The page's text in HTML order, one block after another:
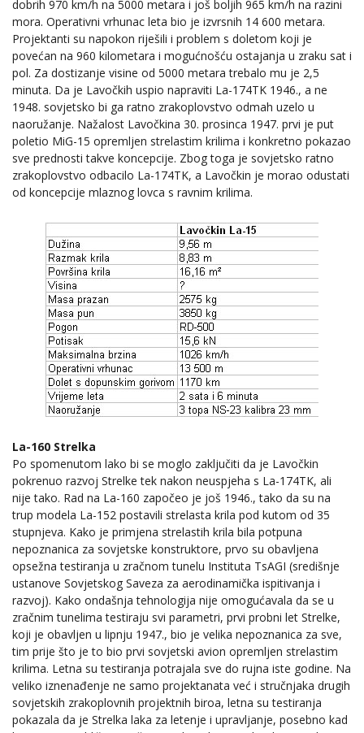
dobrih 970 km/h na 5000 metara i još boljih 965 km/h na razini
mora. Operativni vrhunac leta bio je izvrsnih 14 600 metara.
Projektanti su napokon riješili i problem s doletom koji je
povećan na 960 kilometara i mogućnošću ostajanja u zraku sat i
pol. Za dostizanje visine od 5000 metara trebalo mu je 2,5
minuta. Da je Lavočkih uspio napraviti La-174TK 1946., a ne
1948. sovjetsko bi ga ratno zrakoplovstvo odmah uzelo u
naoružanje. Nažalost Lavočkina 30. prosinca 1947. prvi je put
poletio MiG-15 opremljen strelastim krilima i konkretno pokazao
sve prednosti takve koncepcije. Zbog toga je sovjetsko ratno
zrakoplovstvo odbacilo La-174TK, a Lavočkin je morao odustati
od koncepcije mlaznog lovca s ravnim krilima.
La-160 Strelka
Po spomenutom lako bi se moglo zaključiti da je Lavočkin
pokrenuo razvoj Strelke tek nakon neuspjeha s La-174TK, ali
nije tako. Rad na La-160 započeo je još 1946., tako da su na
trup modela La-152 postavili strelasta krila pod kutom od 35
stupnjeva. Kako je primjena strelastih krila bila potpuna
nepoznanica za sovjetske konstruktore, prvo su obavljena
opsežna testiranja u zračnom tunelu Instituta TsAGI (središnje
ustanove Sovjetskog Saveza za aerodinamička ispitivanja i
razvoj). Kako ondašnja tehnologija nije omogućavala da se u
zračnim tunelima testiraju svi parametri, prvi probni let Strelke,
koji je obavljen u lipnju 1947., bio je velika nepoznanica za sve,
tim prije što je to bio prvi sovjetski avion opremljen strelastim
krilima. Letna su testiranja potrajala sve do rujna iste godine. Na
veliko iznenađenje ne samo projektanata već i stručnjaka drugih
sovjetskih zrakoplovnih projektnih biroa, letna su testiranja
pokazala da je Strelka laka za letenje i upravljanje, posebno kad